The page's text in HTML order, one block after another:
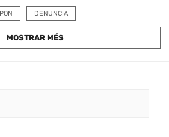
DENUNCIA
MOSTRAR MÉS